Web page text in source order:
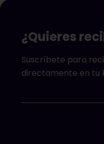
¿Quieres
Suscríbete para
directamente en tu